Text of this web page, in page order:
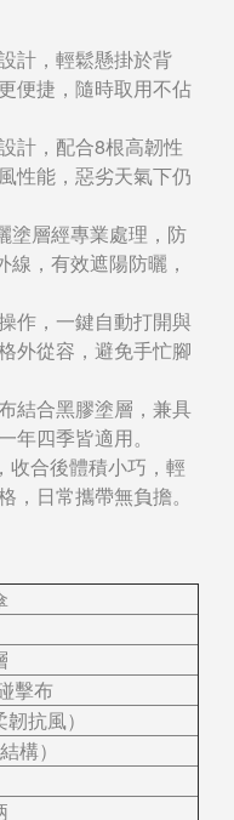
計，輕鬆懸掛於背
便捷，隨時取用不佔
計，配合8根高韌性
性能，惡劣天氣下仍
塗層經專業處理，防
，有效遮陽防曬，
作，一鍵自動打開與
外從容，避免手忙腳
結合黑膠塗層，兼具
年四季皆適用。
收合後體積小巧，輕
，日常攜帶無負擔。
擊布
抗風）
構）